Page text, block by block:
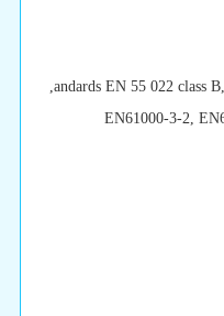
andards EN 55 022 class
EN61000-3-2,